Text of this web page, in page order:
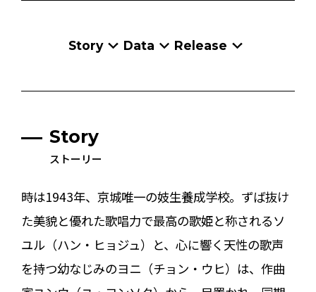
Story Data Release
Story
ストーリー
時は1943年、京城唯一の妓生養成学校。ずば抜け
た美貌と優れた歌唱力で最高の歌姫と称されるソ
ユル（ハン・ヒョジュ）と、心に響く天性の歌声
を持つ幼なじみのヨニ（チョン・ウヒ）は、作曲